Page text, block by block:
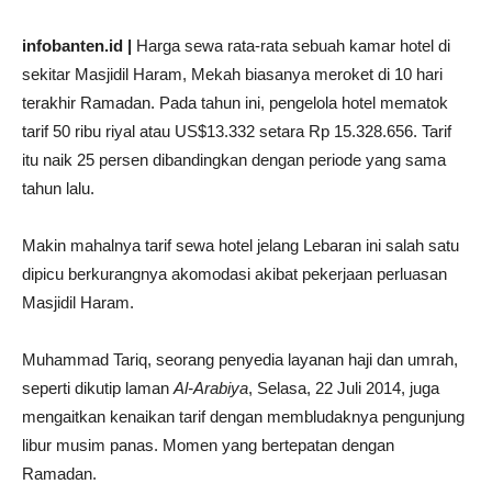
infobanten.id | Harga sewa rata-rata sebuah kamar hotel di
sekitar Masjidil Haram, Mekah biasanya meroket di 10 hari
terakhir Ramadan. Pada tahun ini, pengelola hotel mematok
tarif 50 ribu riyal atau US$13.332 setara Rp 15.328.656. Tarif
itu naik 25 persen dibandingkan dengan periode yang sama
tahun lalu.
Makin mahalnya tarif sewa hotel jelang Lebaran ini salah satu
dipicu berkurangnya akomodasi akibat pekerjaan perluasan
Masjidil Haram.
Muhammad Tariq, seorang penyedia layanan haji dan umrah,
seperti dikutip laman Al-Arabiya, Selasa, 22 Juli 2014, juga
mengaitkan kenaikan tarif dengan membludaknya pengunjung
libur musim panas. Momen yang bertepatan dengan
Ramadan.